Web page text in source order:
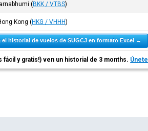
(BKK / VTBS)
Kong (HKG / VHHH)
el historial de vuelos de SUGCJ en formato Excel →
y gratis!) ven un historial de 3 months. Únete